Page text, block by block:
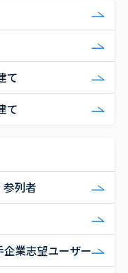
て
て
参列者
企業志望ユーザー